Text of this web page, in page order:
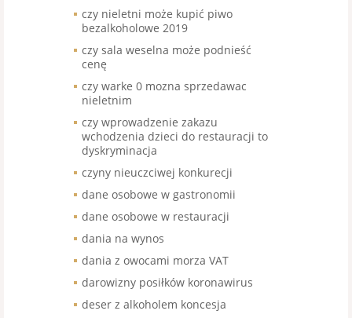
czy nieletni może kupić piwo
bezalkoholowe 2019
czy sala weselna może podnieść
cenę
czy warke 0 mozna sprzedawac
nieletnim
czy wprowadzenie zakazu
wchodzenia dzieci do restauracji to
dyskryminacja
czyny nieuczciwej konkurecji
dane osobowe w gastronomii
dane osobowe w restauracji
dania na wynos
dania z owocami morza VAT
darowizny posiłków koronawirus
deser z alkoholem koncesja